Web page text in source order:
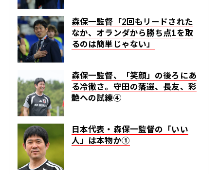
森保一監督「2回もリードされた
なか、オランダから勝ち点1を取
るのは簡単じゃない」
森保一監督、「笑顔」の後ろにあ
る冷徹さ。守田の落選、長友、彩
艶への試練④
日本代表・森保一監督の「いい
人」は本物か①